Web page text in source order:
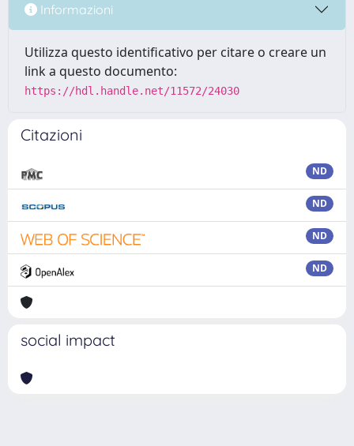
Informazioni
Utilizza questo identificativo per citare o creare un
link a questo documento:
https://hdl.handle.net/11572/24030
Citazioni
ND
ND
ND
ND
social impact